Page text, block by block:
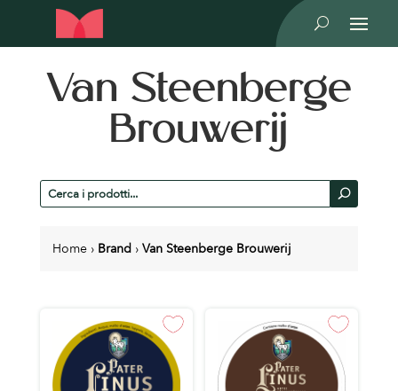
U
Van Steenberge
Brouwerij
Cerca
prodotti
U
Home › Brand › Van Steenberge Brouwerij